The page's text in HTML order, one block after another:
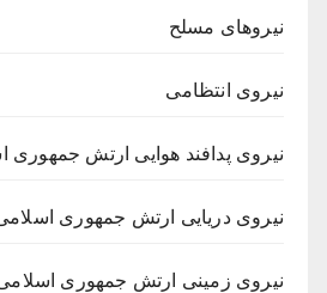
نیروهای مسلح
نیروی انتظامی
نیروی پدافند هوایی ارتش جمهوری
نیروی دریایی ارتش جمهوری
نیروی زمینی ارتش جمهوری اسلامی